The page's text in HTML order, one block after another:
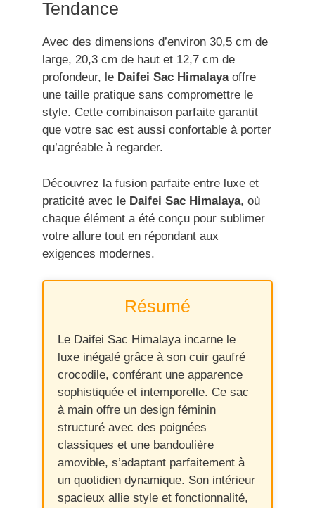
Tendance
Avec des dimensions d’environ 30,5 cm de
large, 20,3 cm de haut et 12,7 cm de
profondeur, le Daifei Sac Himalayaoffre
une taille pratique sans compromettre le
style. Cette combinaison parfaite garantit
que votre sac est aussi confortable à porter
qu’agréable à regarder.
Découvrez la fusion parfaite entre luxe et
praticité avec le Daifei Sac Himalaya, où
chaque élément a été conçu pour sublimer
votre allure tout en répondant aux
exigences modernes.
Résumé
Le Daifei Sac Himalaya incarne le
luxe inégalé grâce à son cuir gaufré
crocodile, conférant une apparence
sophistiquée et intemporelle. Ce sac
à main offre un design féminin
structuré avec des poignées
classiques et une bandoulière
amovible, s’adaptant parfaitement à
un quotidien dynamique. Son intérieur
spacieux allie style et fonctionnalité,